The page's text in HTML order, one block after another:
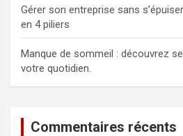
Gérer son entreprise sans
en 4 piliers
Manque de sommeil : découvrez
votre quotidien.
Commentaires récents